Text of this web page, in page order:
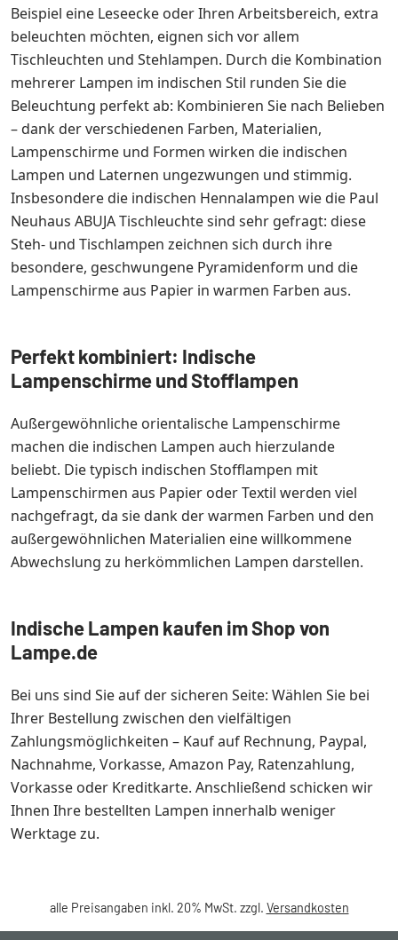
Beispiel eine Leseecke oder Ihren Arbeitsbereich, extra
beleuchten möchten, eignen sich vor allem
Tischleuchten und Stehlampen. Durch die Kombination
mehrerer Lampen im indischen Stil runden Sie die
Beleuchtung perfekt ab: Kombinieren Sie nach Belieben
– dank der verschiedenen Farben, Materialien,
Lampenschirme und Formen wirken die indischen
Lampen und Laternen ungezwungen und stimmig.
Insbesondere die indischen Hennalampen wie die Paul
Neuhaus ABUJA Tischleuchte sind sehr gefragt: diese
Steh- und Tischlampen zeichnen sich durch ihre
besondere, geschwungene Pyramidenform und die
Lampenschirme aus Papier in warmen Farben aus.
Perfekt kombiniert: Indische
Lampenschirme und Stofflampen
Außergewöhnliche orientalische Lampenschirme
machen die indischen Lampen auch hierzulande
beliebt. Die typisch indischen Stofflampen mit
Lampenschirmen aus Papier oder Textil werden viel
nachgefragt, da sie dank der warmen Farben und den
außergewöhnlichen Materialien eine willkommene
Abwechslung zu herkömmlichen Lampen darstellen.
Indische Lampen kaufen im Shop von
Lampe.de
Bei uns sind Sie auf der sicheren Seite: Wählen Sie bei
Ihrer Bestellung zwischen den vielfältigen
Zahlungsmöglichkeiten – Kauf auf Rechnung, Paypal,
Nachnahme, Vorkasse, Amazon Pay, Ratenzahlung,
Vorkasse oder Kreditkarte. Anschließend schicken wir
Ihnen Ihre bestellten Lampen innerhalb weniger
Werktage zu.
alle Preisangaben inkl. 20% MwSt. zzgl. Versandkosten